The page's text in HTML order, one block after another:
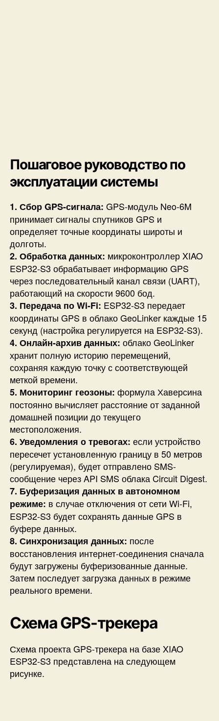
Пошаговое руководство по
эксплуатации системы
1. Сбор GPS-сигнала: GPS-модуль Neo-6M
принимает сигналы спутников GPS и
определяет точные координаты широты и
долготы.
2. Обработка данных: микроконтроллер XIAO
ESP32-S3 обрабатывает информацию GPS
через последовательный канал связи (UART),
работающий на скорости 9600 бод.
3. Передача по Wi-Fi: ESP32-S3 передает
координаты GPS в облако GeoLinker каждые 15
секунд (настройка регулируется на ESP32-S3).
4. Онлайн-архив данных: облако GeoLinker
хранит полную историю перемещений,
сохраняя каждую точку с соответствующей
меткой времени.
5. Мониторинг геозоны: формула Хаверсина
постоянно вычисляет расстояние от заданной
домашней позиции до текущего
местоположения.
6. Уведомления о тревогах: если устройство
пересечет установленную границу в 50 метров
(регулируемая), будет отправлено SMS-
сообщение через API SMS облака Circuit Digest.
7. Буферизация данных в автономном
режиме: в случае отключения от сети Wi-Fi,
ESP32-S3 будет сохранять данные GPS в
буфере данных.
8. Синхронизация данных: после
восстановления интернет-соединения сначала
будут загружены буферизованные данные.
Затем последует загрузка данных в режиме
реального времени.
Схема GPS-трекера
Схема проекта GPS-трекера на базе XIAO
ESP32-S3 представлена на следующем
рисунке.